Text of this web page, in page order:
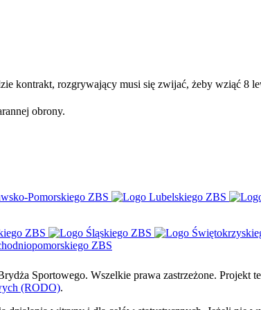
kontrakt, rozgrywający musi się zwijać, żeby wziąć 8
obrony.
Sportowego. Wszelkie prawa zastrzeżone. Projekt
(RODO).